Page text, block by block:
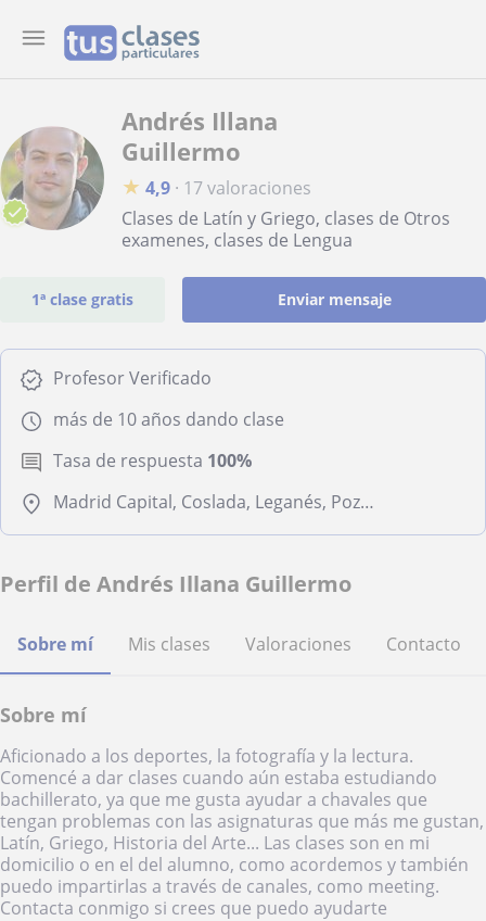
Andrés Illana
Guillermo
★ 4,9 · 17 valoraciones
Clases de Latín y Griego, clases de Otros
examenes, clases de Lengua
1ª clase gratis Enviar mensaje
Profesor Verificado
más de 10 años dando clase
Tasa de respuesta 100%
Madrid Capital, Coslada, Leganés, Pozuelo de Alarcón
Perfil de Andrés Illana Guillermo
Sobre mí Mis clases Valoraciones Contacto
Sobre mí
Aficionado a los deportes, la fotografía y la lectura.
Comencé a dar clases cuando aún estaba estudiando
bachillerato, ya que me gusta ayudar a chavales que
tengan problemas con las asignaturas que más me gustan,
Latín, Griego, Historia del Arte... Las clases son en mi
domicilio o en el del alumno, como acordemos y también
puedo impartirlas a través de canales, como meeting.
Contacta conmigo si crees que puedo ayudarte